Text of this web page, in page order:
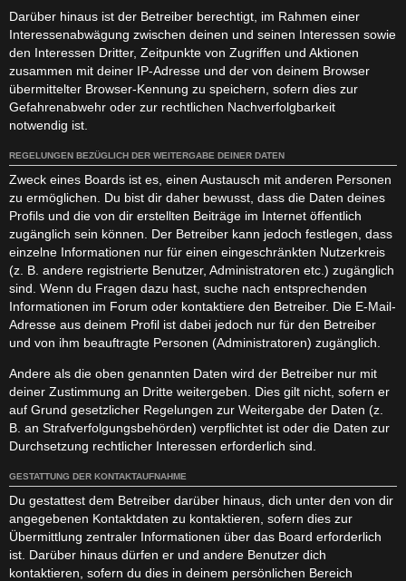
Darüber hinaus ist der Betreiber berechtigt, im Rahmen einer
Interessenabwägung zwischen deinen und seinen Interessen sowie
den Interessen Dritter, Zeitpunkte von Zugriffen und Aktionen
zusammen mit deiner IP-Adresse und der von deinem Browser
übermittelter Browser-Kennung zu speichern, sofern dies zur
Gefahrenabwehr oder zur rechtlichen Nachverfolgbarkeit
notwendig ist.
REGELUNGEN BEZÜGLICH DER WEITERGABE DEINER DATEN
Zweck eines Boards ist es, einen Austausch mit anderen Personen
zu ermöglichen. Du bist dir daher bewusst, dass die Daten deines
Profils und die von dir erstellten Beiträge im Internet öffentlich
zugänglich sein können. Der Betreiber kann jedoch festlegen, dass
einzelne Informationen nur für einen eingeschränkten Nutzerkreis
(z. B. andere registrierte Benutzer, Administratoren etc.) zugänglich
sind. Wenn du Fragen dazu hast, suche nach entsprechenden
Informationen im Forum oder kontaktiere den Betreiber. Die E-Mail-
Adresse aus deinem Profil ist dabei jedoch nur für den Betreiber
und von ihm beauftragte Personen (Administratoren) zugänglich.
Andere als die oben genannten Daten wird der Betreiber nur mit
deiner Zustimmung an Dritte weitergeben. Dies gilt nicht, sofern er
auf Grund gesetzlicher Regelungen zur Weitergabe der Daten (z.
B. an Strafverfolgungsbehörden) verpflichtet ist oder die Daten zur
Durchsetzung rechtlicher Interessen erforderlich sind.
GESTATTUNG DER KONTAKTAUFNAHME
Du gestattest dem Betreiber darüber hinaus, dich unter den von dir
angegebenen Kontaktdaten zu kontaktieren, sofern dies zur
Übermittlung zentraler Informationen über das Board erforderlich
ist. Darüber hinaus dürfen er und andere Benutzer dich
kontaktieren, sofern du dies in deinem persönlichen Bereich